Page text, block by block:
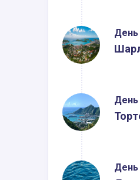
День
День
День